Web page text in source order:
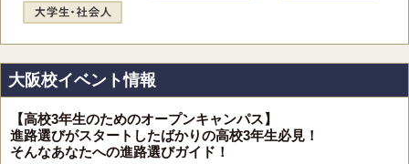
大阪校イベント情報
【高校3年生のためのオープンキャンパス】
進路選びがスタートしたばかりの高校3年生必見！
そんなあなたへの進路選びガイド！